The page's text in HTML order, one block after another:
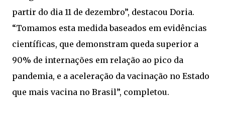
partir do dia 11 de dezembro”, destacou Doria.
“Tomamos esta medida baseados em evidências
científicas, que demonstram queda superior a
90% de internações em relação ao pico da
pandemia, e a aceleração da vacinação no Estado
que mais vacina no Brasil”, completou.